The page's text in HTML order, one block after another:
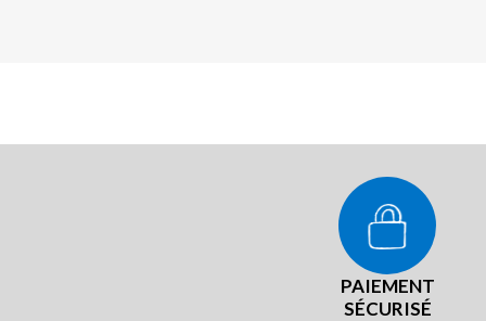
PAIEMENT
SÉCURISÉ